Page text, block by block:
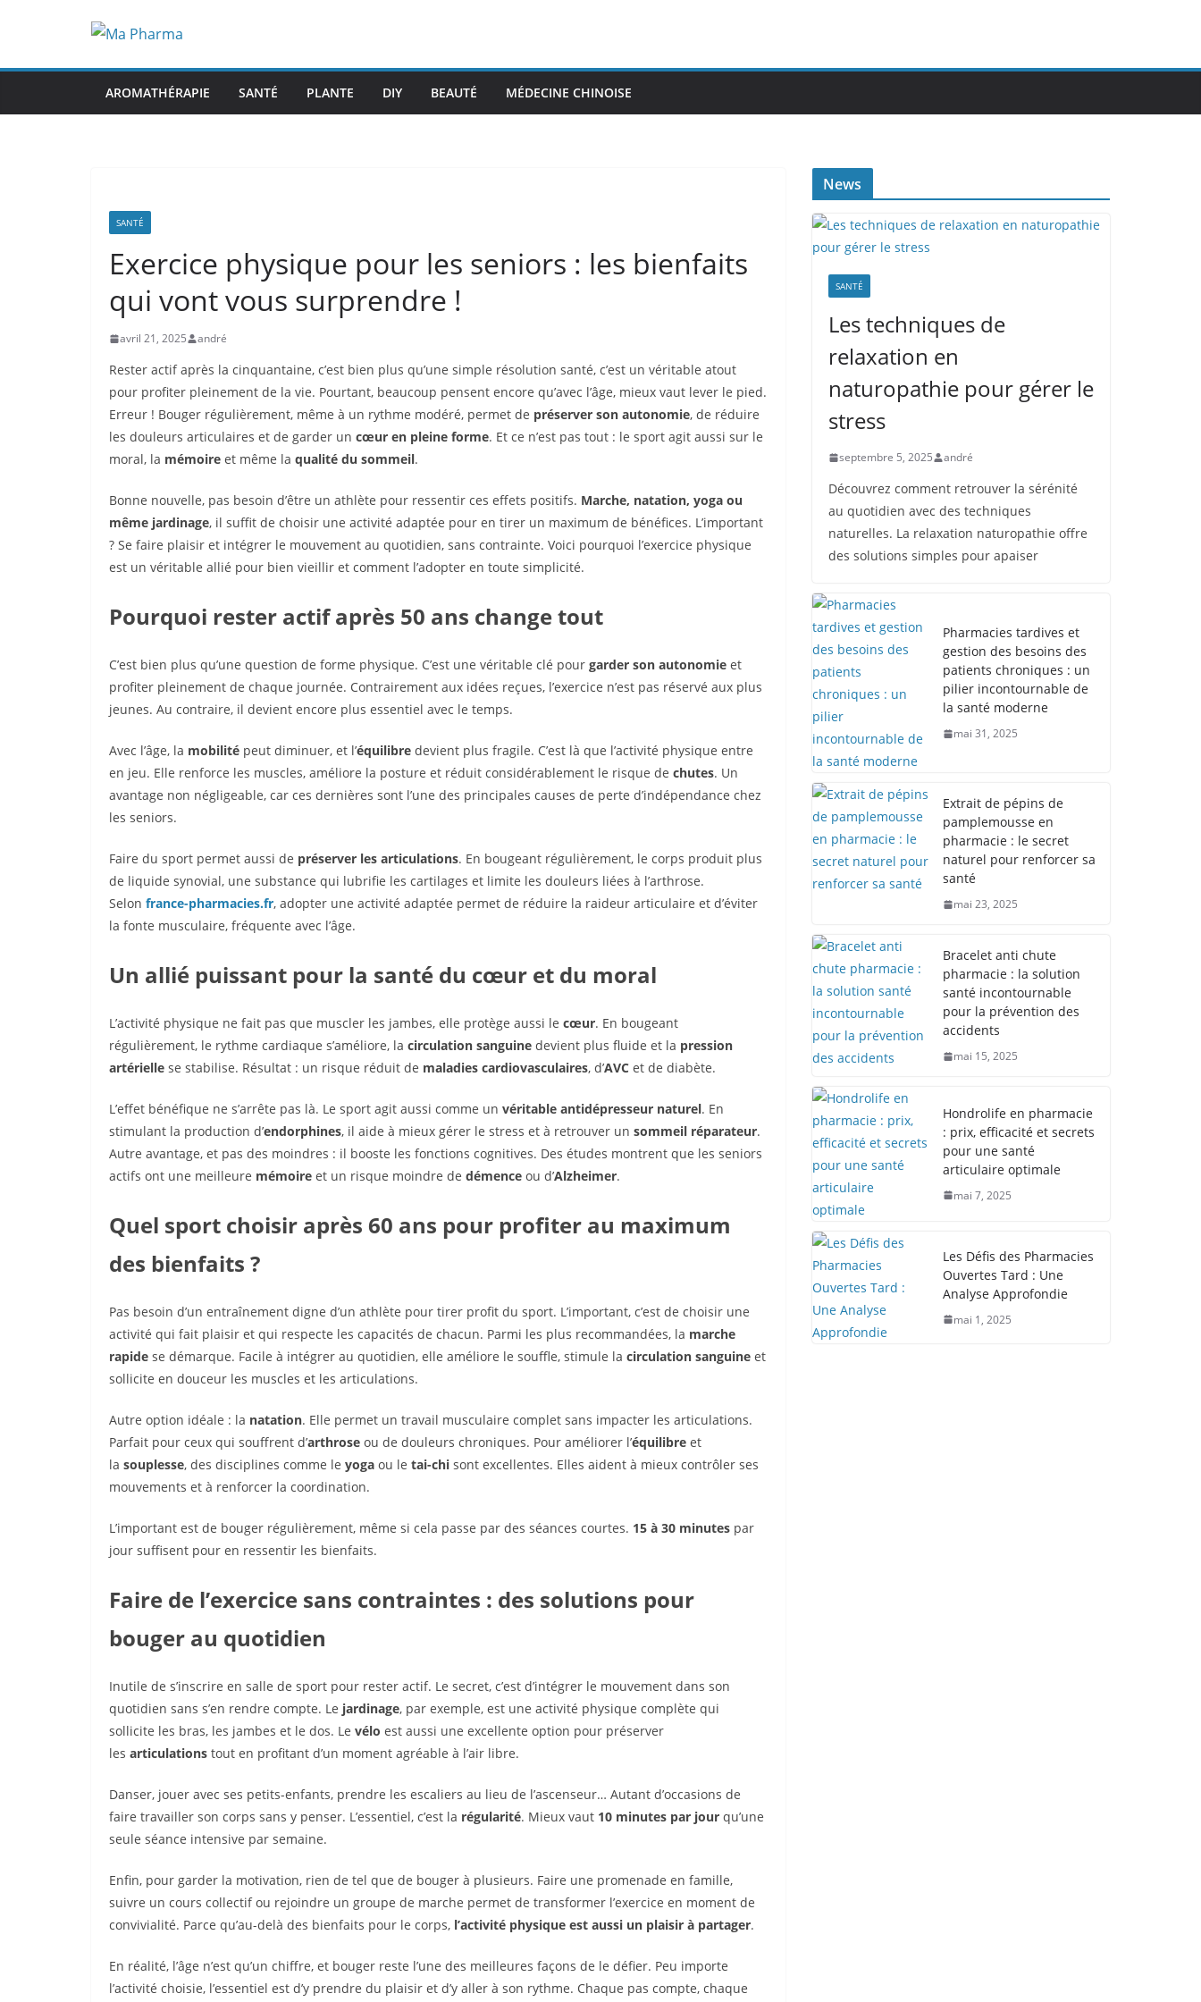
AROMATHÉRAPIE SANTÉ PLANTE DIY BEAUTÉ MÉDECINE CHINOISE
SANTÉ
Exercice physique pour les seniors : les bienfaits
qui vont vous surprendre !
avril 21, 2025 andré
Rester actif après la cinquantaine, c’est bien plus qu’une simple résolution santé, c’est un véritable atout
pour profiter pleinement de la vie. Pourtant, beaucoup pensent encore qu’avec l’âge, mieux vaut lever le pied.
Erreur ! Bouger régulièrement, même à un rythme modéré, permet de préserver son autonomie, de réduire
les douleurs articulaires et de garder un cœur en pleine forme. Et ce n’est pas tout : le sport agit aussi sur le
moral, la mémoire et même la qualité du sommeil.
Bonne nouvelle, pas besoin d’être un athlète pour ressentir ces effets positifs. Marche, natation, yoga ou
même jardinage, il suffit de choisir une activité adaptée pour en tirer un maximum de bénéfices. L’important
? Se faire plaisir et intégrer le mouvement au quotidien, sans contrainte. Voici pourquoi l’exercice physique
est un véritable allié pour bien vieillir et comment l’adopter en toute simplicité.
Pourquoi rester actif après 50 ans change tout
C’est bien plus qu’une question de forme physique. C’est une véritable clé pour garder son autonomie et
profiter pleinement de chaque journée. Contrairement aux idées reçues, l’exercice n’est pas réservé aux plus
jeunes. Au contraire, il devient encore plus essentiel avec le temps.
Avec l’âge, la mobilité peut diminuer, et l’équilibre devient plus fragile. C’est là que l’activité physique entre
en jeu. Elle renforce les muscles, améliore la posture et réduit considérablement le risque de chutes. Un
avantage non négligeable, car ces dernières sont l’une des principales causes de perte d’indépendance chez
les seniors.
Faire du sport permet aussi de préserver les articulations. En bougeant régulièrement, le corps produit plus
de liquide synovial, une substance qui lubrifie les cartilages et limite les douleurs liées à l’arthrose.
Selon france-pharmacies.fr, adopter une activité adaptée permet de réduire la raideur articulaire et d’éviter
la fonte musculaire, fréquente avec l’âge.
Un allié puissant pour la santé du cœur et du moral
L’activité physique ne fait pas que muscler les jambes, elle protège aussi le cœur. En bougeant
régulièrement, le rythme cardiaque s’améliore, la circulation sanguine devient plus fluide et la pression
artérielle se stabilise. Résultat : un risque réduit de maladies cardiovasculaires, d’AVC et de diabète.
L’effet bénéfique ne s’arrête pas là. Le sport agit aussi comme un véritable antidépresseur naturel. En
stimulant la production d’endorphines, il aide à mieux gérer le stress et à retrouver un sommeil réparateur.
Autre avantage, et pas des moindres : il booste les fonctions cognitives. Des études montrent que les seniors
actifs ont une meilleure mémoire et un risque moindre de démence ou d’Alzheimer.
Quel sport choisir après 60 ans pour profiter au maximum
des bienfaits ?
Pas besoin d’un entraînement digne d’un athlète pour tirer profit du sport. L’important, c’est de choisir une
activité qui fait plaisir et qui respecte les capacités de chacun. Parmi les plus recommandées, la marche
rapide se démarque. Facile à intégrer au quotidien, elle améliore le souffle, stimule la circulation sanguine et
sollicite en douceur les muscles et les articulations.
Autre option idéale : la natation. Elle permet un travail musculaire complet sans impacter les articulations.
Parfait pour ceux qui souffrent d’arthrose ou de douleurs chroniques. Pour améliorer l’équilibre et
la souplesse, des disciplines comme le yoga ou le tai-chi sont excellentes. Elles aident à mieux contrôler ses
mouvements et à renforcer la coordination.
L’important est de bouger régulièrement, même si cela passe par des séances courtes. 15 à 30 minutes par
jour suffisent pour en ressentir les bienfaits.
Faire de l’exercice sans contraintes : des solutions pour
bouger au quotidien
Inutile de s’inscrire en salle de sport pour rester actif. Le secret, c’est d’intégrer le mouvement dans son
quotidien sans s’en rendre compte. Le jardinage, par exemple, est une activité physique complète qui
sollicite les bras, les jambes et le dos. Le vélo est aussi une excellente option pour préserver
les articulations tout en profitant d’un moment agréable à l’air libre.
Danser, jouer avec ses petits-enfants, prendre les escaliers au lieu de l’ascenseur… Autant d’occasions de
faire travailler son corps sans y penser. L’essentiel, c’est la régularité. Mieux vaut 10 minutes par jour qu’une
seule séance intensive par semaine.
Enfin, pour garder la motivation, rien de tel que de bouger à plusieurs. Faire une promenade en famille,
suivre un cours collectif ou rejoindre un groupe de marche permet de transformer l’exercice en moment de
convivialité. Parce qu’au-delà des bienfaits pour le corps, l’activité physique est aussi un plaisir à partager.
En réalité, l’âge n’est qu’un chiffre, et bouger reste l’une des meilleures façons de le défier. Peu importe
l’activité choisie, l’essentiel est d’y prendre du plaisir et d’y aller à son rythme. Chaque pas compte, chaque
News
SANTÉ
Les techniques de
relaxation en
naturopathie pour gérer le
stress
septembre 5, 2025 andré
Découvrez comment retrouver la sérénité
au quotidien avec des techniques
naturelles. La relaxation naturopathie offre
des solutions simples pour apaiser
Pharmacies tardives et
gestion des besoins des
patients chroniques : un
pilier incontournable de
la santé moderne
mai 31, 2025
Extrait de pépins de
pamplemousse en
pharmacie : le secret
naturel pour renforcer sa
santé
mai 23, 2025
Bracelet anti chute
pharmacie : la solution
santé incontournable
pour la prévention des
accidents
mai 15, 2025
Hondrolife en pharmacie
: prix, efficacité et secrets
pour une santé
articulaire optimale
mai 7, 2025
Les Défis des Pharmacies
Ouvertes Tard : Une
Analyse Approfondie
mai 1, 2025